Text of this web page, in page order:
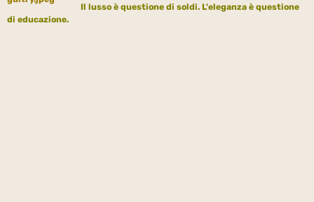
Il lusso è questione di soldi. L'eleganza è questione
di educazione.